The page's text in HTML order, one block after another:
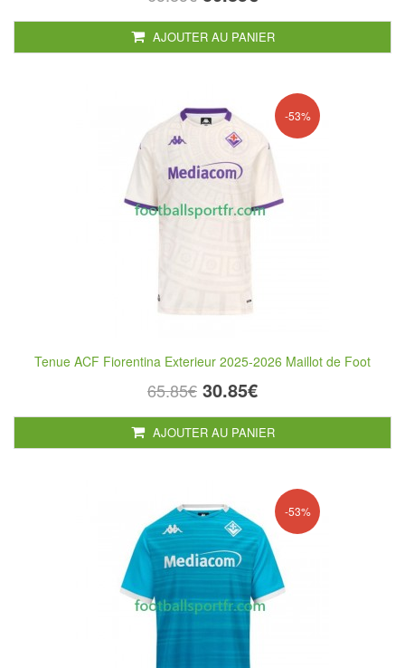
AJOUTER AU PANIER
-53%
Tenue ACF Fiorentina Exterieur 2025-2026 Maillot de Foot
65.85€ 30.85€
AJOUTER AU PANIER
-53%